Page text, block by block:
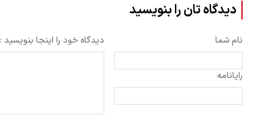
دیدگاه تان را بنویسید
نام شما
رایانامه
دیدگاه خود را اینجا بنویسید :